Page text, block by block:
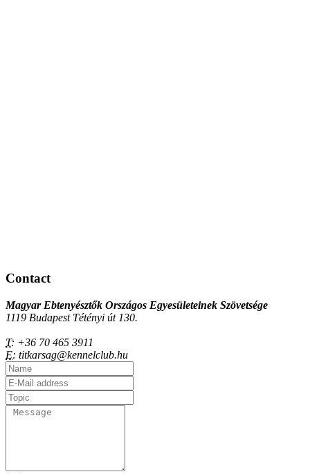
Contact
Magyar Ebtenyésztők Országos Egyesületeinek Szövetsége
1119 Budapest Tétényi út 130.
T: +36 70 465 3911
E: titkarsag@kennelclub.hu